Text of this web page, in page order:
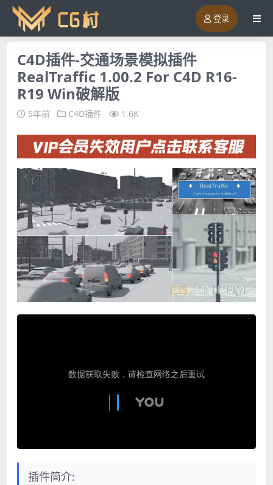
登录
C4D插件-交通场景模拟插件
RealTraffic 1.00.2 For C4D R16-
R19 Win破解版
5年前 C4D插件 1.6K
插件简介: